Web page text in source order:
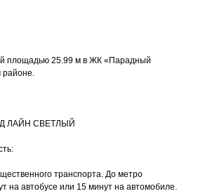
площадью 25.99 м в ЖК «Паpадный
рaйоне.
ЛАЙН СВЕТЛЫЙ
транспорта. До метро
на автобусе или 15 минут на автомобиле.